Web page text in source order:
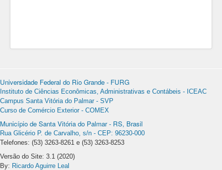
Universidade Federal do Rio Grande - FURG
Instituto de Ciências Econômicas, Administrativas e Contábeis - ICEAC
Campus Santa Vitória do Palmar - SVP
Curso de Comércio Exterior - COMEX
Município de Santa Vitória do Palmar - RS, Brasil
Rua Glicério P. de Carvalho, s/n - CEP: 96230-000
Telefones: (53) 3263-8261 e (53) 3263-8253
Versão do Site: 3.1 (2020)
By: Ricardo Aguirre Leal